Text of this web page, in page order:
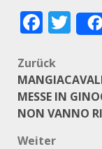
Zurück
MESSE IN
NON VANNO
Weiter